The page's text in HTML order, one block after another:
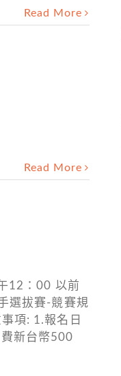
Read More
Read More
12：00 以前
選拔賽-競賽規
項: 1.報名日
新台幣500